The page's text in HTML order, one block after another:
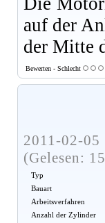
auf der
der Mitte
Bewerten - Schlecht
2011-02-
(Gelesen:
Typ
Bauart
Arbeitsverfahren
Anzahl der Zylinder